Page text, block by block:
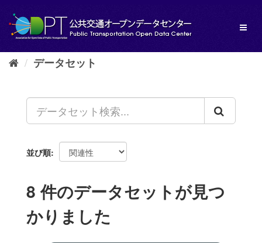
し
データセット
並び順
8 件のデータセットが見つ
かりました